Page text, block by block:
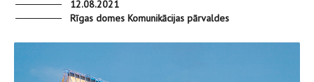
12.08.2021
Rīgas domes Komunikācijas pārvaldes